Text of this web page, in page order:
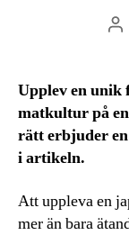
Upplev en unik
matkultur på
rätt erbjuder en
i artikeln.
Att uppleva en
mer än bara